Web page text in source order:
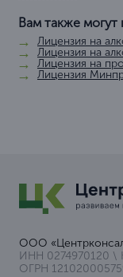
Вам также могут
Лицензия на
Лицензия на
Лицензия на
Лицензия
ООО
ИНН 0274970120 \
ОГРН